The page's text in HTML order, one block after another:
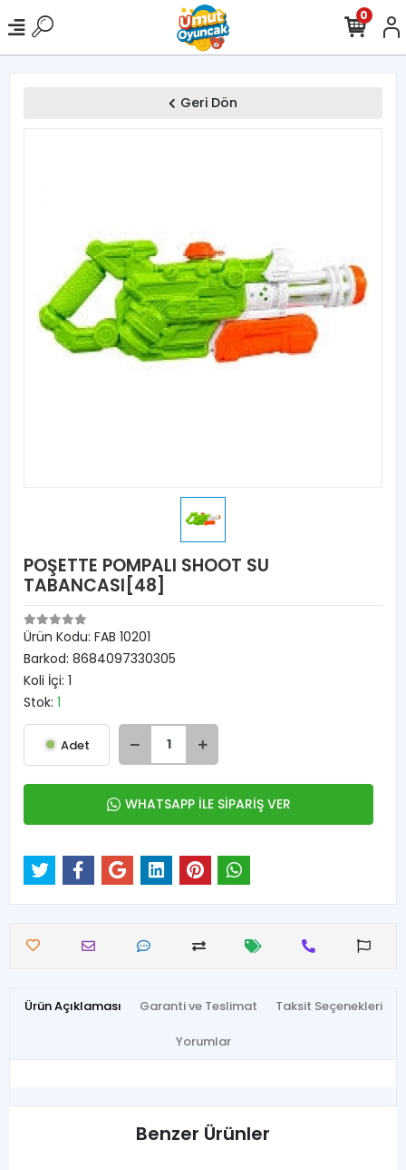
0
Geri Dön
POŞETTE POMPALI SHOOT SU
TABANCASI[48]
Ürün Kodu: FAB 10201
Barkod: 8684097330305
Koli İçi: 1
Stok: 1
Adet
WHATSAPP İLE SİPARİŞ VER
Ürün Açıklaması Garanti ve Teslimat Taksit Seçenekleri
Yorumlar
Benzer Ürünler